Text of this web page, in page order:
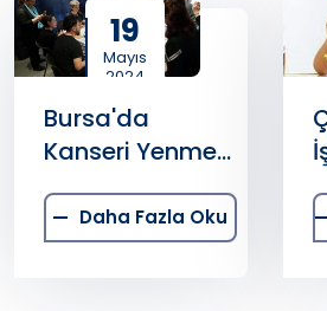
19
Mayıs
2024
Bursa'da
Kanseri Yenme
Umutlarını
Sanatla
Şekillendiriyorlar
Daha Fazla Oku